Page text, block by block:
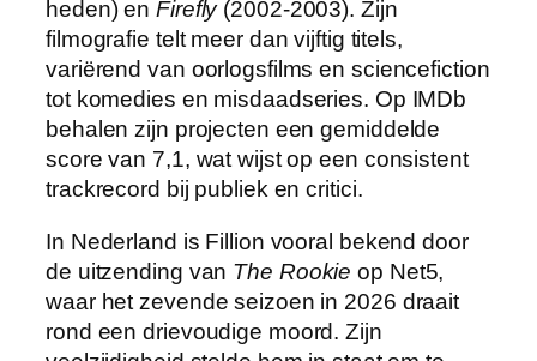
heden) enFirefly(2002-2003). Zijn
filmografie telt meer dan vijftig titels,
variërend van oorlogsfilms en sciencefiction
tot komedies en misdaadseries. Op IMDb
behalen zijn projecten een gemiddelde
score van 7,1, wat wijst op een consistent
trackrecord bij publiek en critici.
In Nederland is Fillion vooral bekend door
de uitzending van The Rookie op Net5,
waar het zevende seizoen in 2026 draait
rond een drievoudige moord. Zijn